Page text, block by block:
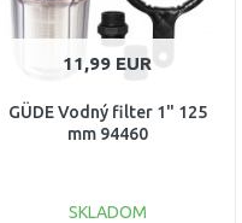
11,99 EUR
GÜDE Vodný filter 1" 125
mm 94460
SKLADOM